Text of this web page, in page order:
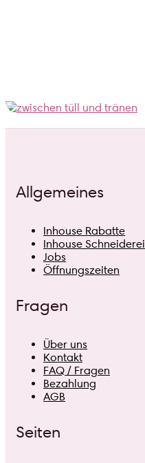
Allgemeines
Inhouse Rabatte
Inhouse Schneiderei
Jobs
Öffnungszeiten
Fragen
Über uns
Kontakt
FAQ / Fragen
Bezahlung
AGB
Seiten